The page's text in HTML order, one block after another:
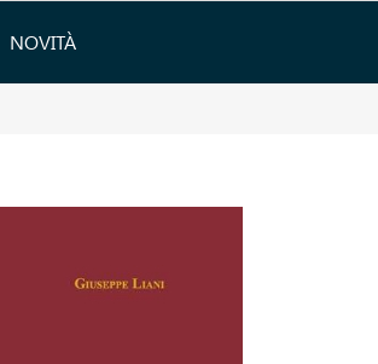
NOVITÀ